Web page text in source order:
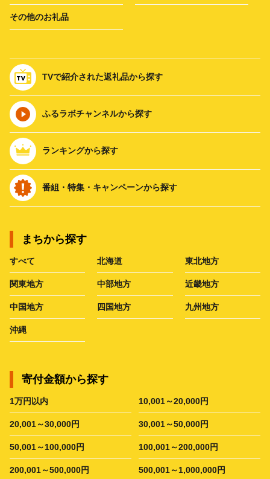
その他のお礼品
TVで紹介された返礼品から探す
ふるラボチャンネルから探す
ランキングから探す
番組・特集・キャンペーンから探す
まちから探す
すべて 北海道 東北地方
関東地方 中部地方 近畿地方
中国地方 四国地方 九州地方
沖縄
寄付金額から探す
1万円以内 10,001～20,000円
20,001～30,000円 30,001～50,000円
50,001～100,000円 100,001～200,000円
200,001～500,000円 500,001～1,000,000円